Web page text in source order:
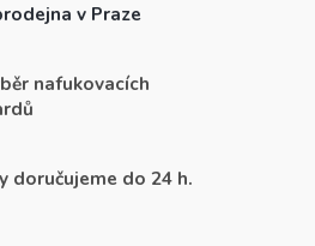
v Praze
nafukovacích
doručujeme do 24 h.